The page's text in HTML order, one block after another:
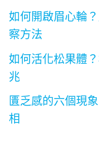
如何開啟眉心輪
察方法
如何活化松果體
兆
匱乏感的六個現
相